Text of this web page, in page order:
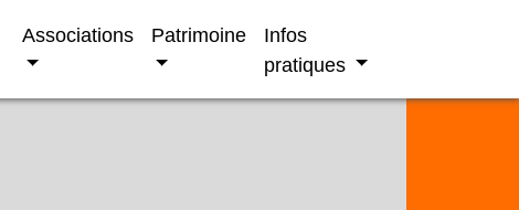
Associations Patrimoine
Infos
pratiques